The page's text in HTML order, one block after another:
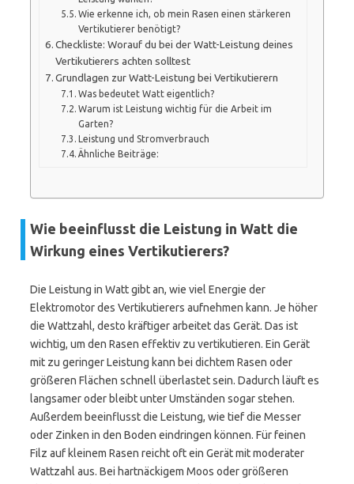
Wie erkenne ich, ob mein Rasen einen stärkeren
Vertikutierer benötigt?
Checkliste: Worauf du bei der Watt-Leistung deines
Vertikutierers achten solltest
Grundlagen zur Watt-Leistung bei Vertikutierern
Was bedeutet Watt eigentlich?
Warum ist Leistung wichtig für die Arbeit im
Garten?
Leistung und Stromverbrauch
Ähnliche Beiträge:
Wie beeinflusst die Leistung in Watt die
Wirkung eines Vertikutierers?
Die Leistung in Watt gibt an, wie viel Energie der
Elektromotor des Vertikutierers aufnehmen kann. Je höher
die Wattzahl, desto kräftiger arbeitet das Gerät. Das ist
wichtig, um den Rasen effektiv zu vertikutieren. Ein Gerät
mit zu geringer Leistung kann bei dichtem Rasen oder
größeren Flächen schnell überlastet sein. Dadurch läuft es
langsamer oder bleibt unter Umständen sogar stehen.
Außerdem beeinflusst die Leistung, wie tief die Messer
oder Zinken in den Boden eindringen können. Für feinen
Filz auf kleinem Rasen reicht oft ein Gerät mit moderater
Wattzahl aus. Bei hartnäckigem Moos oder größeren